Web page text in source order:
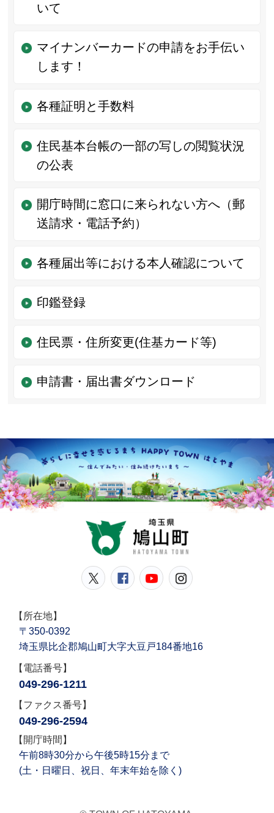
いて
マイナンバーカードの申請をお手伝い
します！
各種証明と手数料
住民基本台帳の一部の写しの閲覧状況
の公表
開庁時間に窓口に来られない方へ（郵
送請求・電話予約）
各種届出等における本人確認について
印鑑登録
住民票・住所変更(住基カード等)
申請書・届出書ダウンロード
鳩山町公式Twitter
鳩山町公式Facebook
鳩山町公式
【所在地】
〒350-0392
埼玉県比企郡鳩山町大字大豆戸184番地16
【電話番号】
049-296-1211
【ファクス番号】
049-296-2594
【開庁時間】
午前8時30分から午後5時15分まで
(土・日曜日、祝日、年末年始を除く)